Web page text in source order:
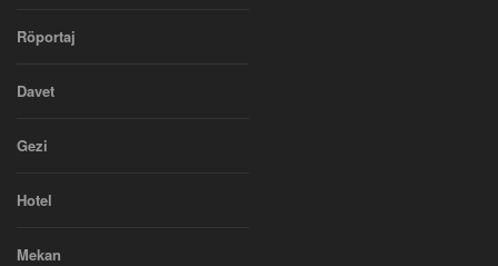
Röportaj
Davet
Gezi
Hotel
Mekan